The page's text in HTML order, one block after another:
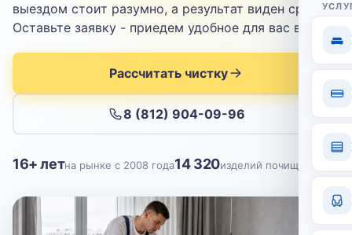
Отправить
Нажимая кнопку, вы соглашаетесь сполитикой конфиденциальности
выездом стоит разумно, а результат виден сразу.
Оставьте заявку - приедем удобное для вас время.
Рассчитать чистку
8 (812) 904-09-96
16+ летна рынке с 2008 года14 320изделий почищено